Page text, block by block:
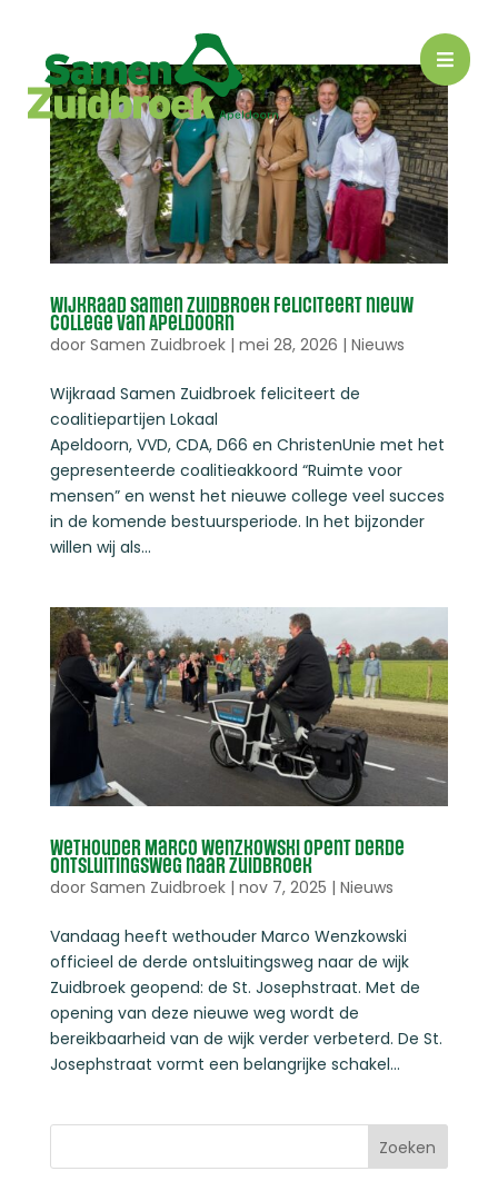

Wijkraad Samen Zuidbroek feliciteert nieuw
college van Apeldoorn
door Samen Zuidbroek| mei 28, 2026 | Nieuws
Wijkraad Samen Zuidbroek feliciteert de
coalitiepartijen Lokaal
Apeldoorn, VVD, CDA, D66 en ChristenUnie met het
gepresenteerde coalitieakkoord “Ruimte voor
mensen” en wenst het nieuwe college veel succes
in de komende bestuursperiode. In het bijzonder
willen wij als...
Wethouder Marco Wenzkowski opent derde
ontsluitingsweg naar Zuidbroek
door Samen Zuidbroek| nov 7, 2025 | Nieuws
Vandaag heeft wethouder Marco Wenzkowski
officieel de derde ontsluitingsweg naar de wijk
Zuidbroek geopend: de St. Josephstraat. Met de
opening van deze nieuwe weg wordt de
bereikbaarheid van de wijk verder verbeterd. De St.
Josephstraat vormt een belangrijke schakel...
Zoeken